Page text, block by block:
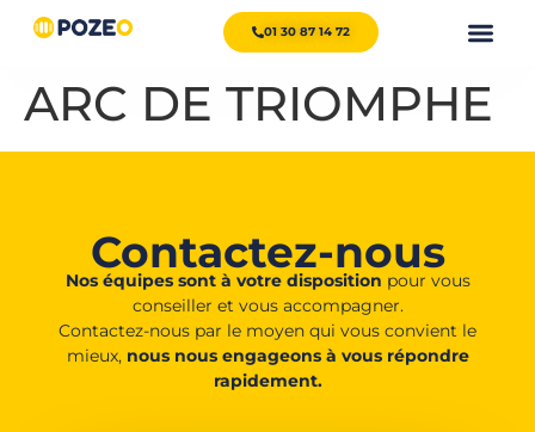
01 30 87 14 72
ARC DE TRIOMPHE
Contactez-nous
Nos équipes sont à votre disposition pour vous
conseiller et vous accompagner.
Contactez-nous par le moyen qui vous convient le
mieux, nous nous engageons à vous répondre
rapidement.